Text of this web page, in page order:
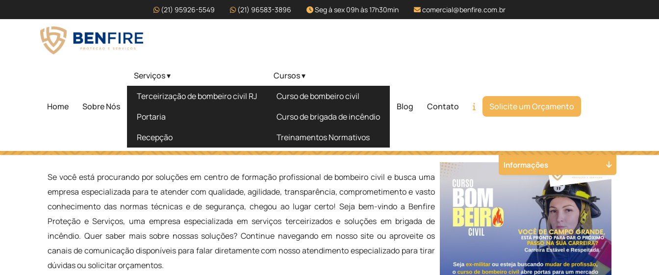
(21) 95926-5549 (21) 96583-3896 Seg à sex 09h às 17h30min comercial@benfire.com.br
Home Sobre Nós
Serviços ▾
Terceirização de bombeiro civil RJ
Portaria
Recepção
Cursos ▾
Curso de bombeiro civil
Curso de brigada de incêndio
Treinamentos Normativos
Blog Contato Solicite um Orçamento
Centro de Formação Profissional de
Bombeiro Civil em Jequié
Centro de Formação Profissional de Bombeiro Civil em Jequié
Solicite um Orçamento Chame no WhatsApp
Se você está procurando por soluções em centro de formação profissional de bombeiro civil e busca uma
empresa especializada para te atender com qualidade, agilidade, transparência, comprometimento e vasto
conhecimento das normas técnicas e de segurança, chegou ao lugar certo! Seja bem-vindo a Benfire
Proteção e Serviços, uma empresa especializada em serviços terceirizados e soluções em brigada de
incêndio. Quer saber mais sobre nossas soluções? Continue navegando em nosso site ou aproveite os
canais de comunicação disponíveis para falar diretamente com nosso atendimento especializado para tirar
dúvidas ou solicitar orçamentos.
Informações